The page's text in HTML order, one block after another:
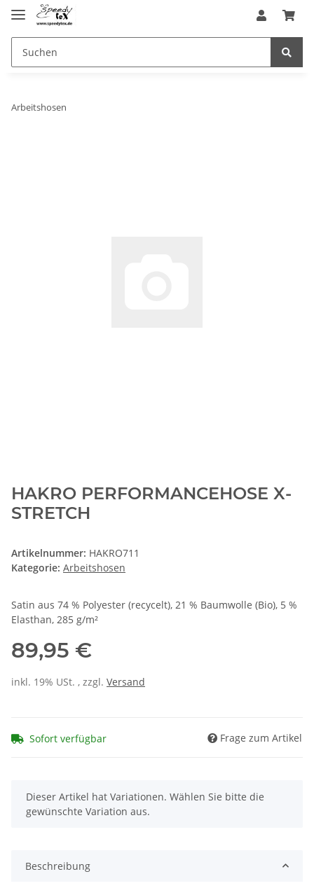
Arbeitshosen
HAKRO PERFORMANCEHOSE X-
STRETCH
Artikelnummer: HAKRO711
Kategorie: Arbeitshosen
Satin aus 74 % Polyester (recycelt), 21 % Baumwolle (Bio), 5 %
Elasthan, 285 g/m²
89,95 €
inkl. 19% USt. , zzgl. Versand
Sofort verfügbar Frage zum Artikel
x
Dieser Artikel hat Variationen. Wählen Sie bitte die
gewünschte Variation aus.
Beschreibung